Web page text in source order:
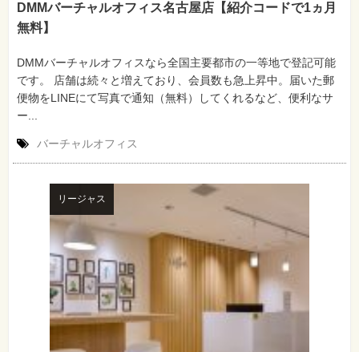
DMMバーチャルオフィス名古屋店【紹介コードで1ヵ月
無料】
DMMバーチャルオフィスなら全国主要都市の一等地で登記可能
です。 店舗は続々と増えており、会員数も急上昇中。届いた郵
便物をLINEにて写真で通知（無料）してくれるなど、便利なサ
ー...
バーチャルオフィス
リージャス